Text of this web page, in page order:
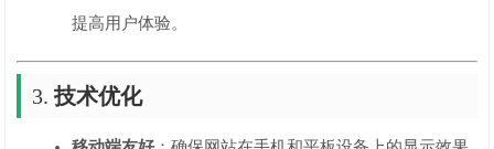
提高用户体验。
3.技术优化